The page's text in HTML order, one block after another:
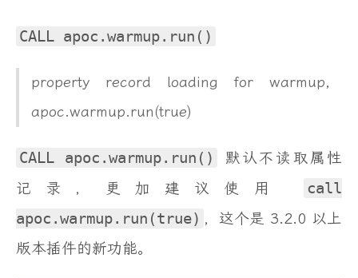
CALL apoc.warmup.run()
property record loading for warmup,
apoc.warmup.run(true)
CALL apoc.warmup.run()
默认不读取属性
记录，更加建议使用
call
apoc.warmup.run(true) ，这个是 3.2.0 以上
版本插件的新功能。